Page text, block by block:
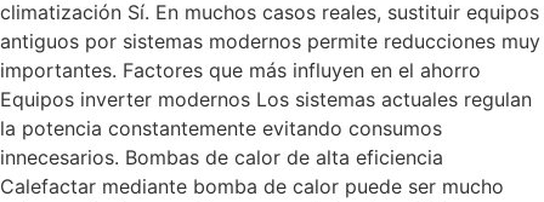
climatización Sí. En muchos casos reales, sustituir equipos
antiguos por sistemas modernos permite reducciones muy
importantes. Factores que más influyen en el ahorro
Equipos inverter modernos Los sistemas actuales regulan
la potencia constantemente evitando consumos
innecesarios. Bombas de calor de alta eficiencia
Calefactar mediante bomba de calor puede ser mucho